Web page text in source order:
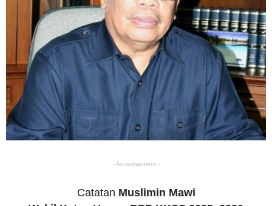
- Advertisement -
Catatan Muslimin Mawi